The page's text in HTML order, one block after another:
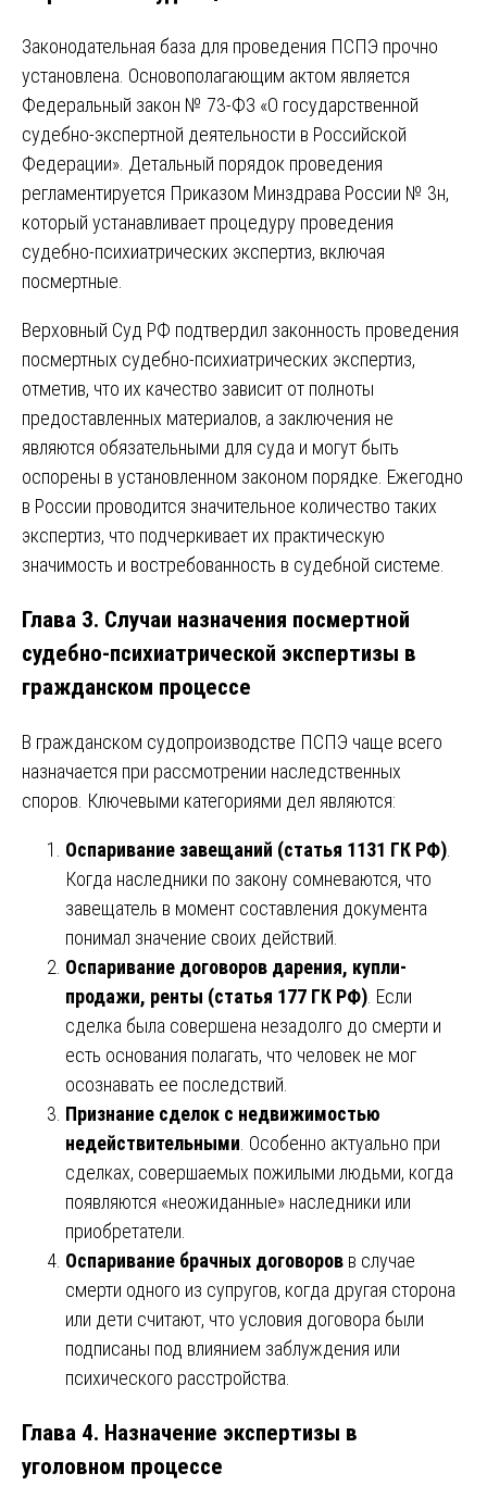
Законодательная база для проведения ПСПЭ прочно
установлена. Основополагающим актом является
Федеральный закон № 73-ФЗ «О государственной
судебно-экспертной деятельности в Российской
Федерации». Детальный порядок проведения
регламентируется Приказом Минздрава России № 3н,
который устанавливает процедуру проведения
судебно-психиатрических экспертиз, включая
посмертные.
Верховный Суд РФ подтвердил законность проведения
посмертных судебно-психиатрических экспертиз,
отметив, что их качество зависит от полноты
предоставленных материалов, а заключения не
являются обязательными для суда и могут быть
оспорены в установленном законом порядке. Ежегодно
в России проводится значительное количество таких
экспертиз, что подчеркивает их практическую
значимость и востребованность в судебной системе.
Глава 3. Случаи назначения посмертной
судебно-психиатрической экспертизы в
гражданском процессе
В гражданском судопроизводстве ПСПЭ чаще всего
назначается при рассмотрении наследственных
споров. Ключевыми категориями дел являются:
Оспаривание завещаний (статья 1131 ГК РФ)
Когда наследники по закону сомневаются, что
завещатель в момент составления документа
понимал значение своих действий.
Оспаривание договоров дарения, купли-
продажи, ренты (статья 177 ГК РФ) . Если
сделка была совершена незадолго до смерти и
есть основания полагать, что человек не мог
осознавать ее последствий.
Признание сделок с недвижимостью
недействительными . Особенно актуально при
сделках, совершаемых пожилыми людьми, когда
появляются «неожиданные» наследники или
приобретатели.
Оспаривание брачных договоров в случае
смерти одного из супругов, когда другая сторона
или дети считают, что условия договора были
подписаны под влиянием заблуждения или
психического расстройства.
Глава 4. Назначение экспертизы в
уголовном процессе